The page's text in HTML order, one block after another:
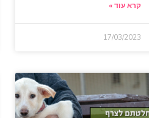
קרא עוד »
17/03/2023